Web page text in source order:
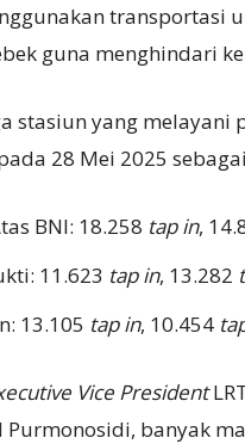
transportasi
guna menghindari
stasiun yang melayani
28 Mei 2025
BNI: 18.258 tap in,
11.623 tap in, 13.282
13.105 tap in, 10.454
Vice President
Purmonosidi, banyak